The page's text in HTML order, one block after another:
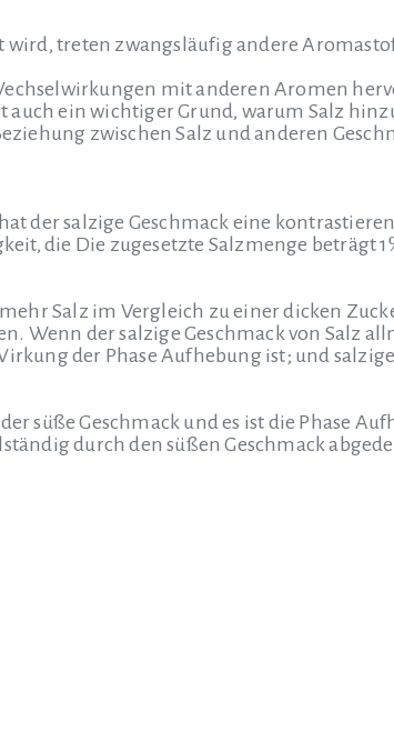
wird, treten zwangsläufig andere
mit anderen Aromen
auch ein wichtiger Grund, warum Salz
zwischen Salz und anderen
der salzige Geschmack eine
die Die zugesetzte Salzmenge beträgt
Salz im Vergleich zu einer dicken
Wenn der salzige Geschmack von Salz
der Phase Aufhebung ist; und
süße Geschmack und es ist die Phase
durch den süßen Geschmack